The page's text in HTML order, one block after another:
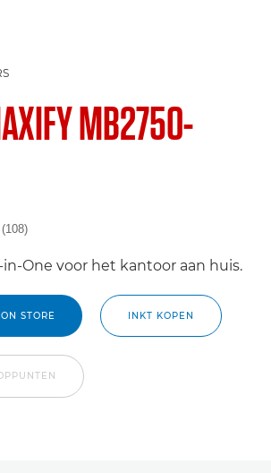
MB2750-
(108)
One voor het kantoor aan huis.
STORE INKT KOPEN